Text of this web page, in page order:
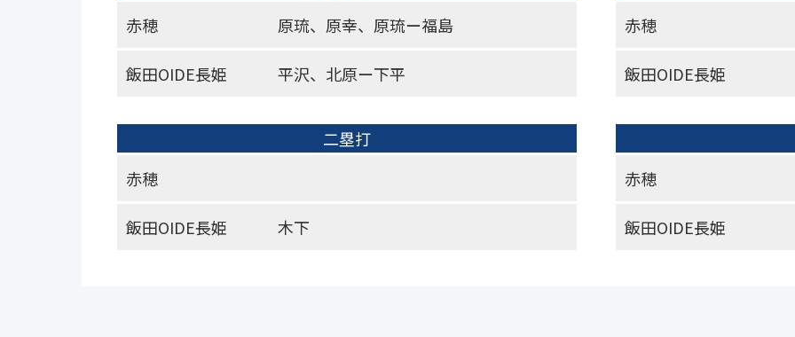
赤穂
原琉、原幸、原琉ー福島
飯田OIDE長姫 平沢、北原ー下平
赤穂
飯田OIDE長姫
二塁打
赤穂
飯田OIDE長姫 木下
赤穂
飯田OIDE長姫